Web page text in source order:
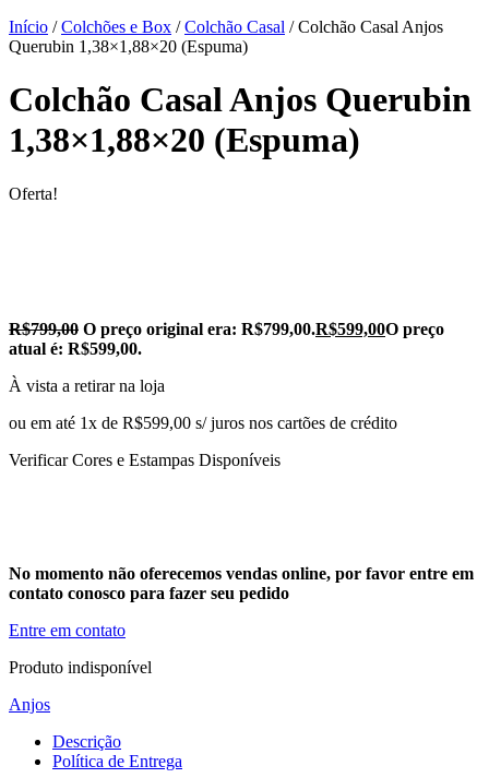
Início /Colchões e Box /Colchão Casal / Colchão Casal Anjos
Querubin 1,38×1,88×20 (Espuma)
Colchão Casal Anjos Querubin
1,38×1,88×20 (Espuma)
Oferta!
R$799,00 O preço original era: R$799,00.R$599,00O preço
atual é: R$599,00.
À vista a retirar na loja
ou em até 1x de R$599,00 s/ juros nos cartões de crédito
Verificar Cores e Estampas Disponíveis
No momento não oferecemos vendas online, por favor entre em
contato conosco para fazer seu pedido
Entre em contato
Produto indisponível
Anjos
Descrição
Política de Entrega